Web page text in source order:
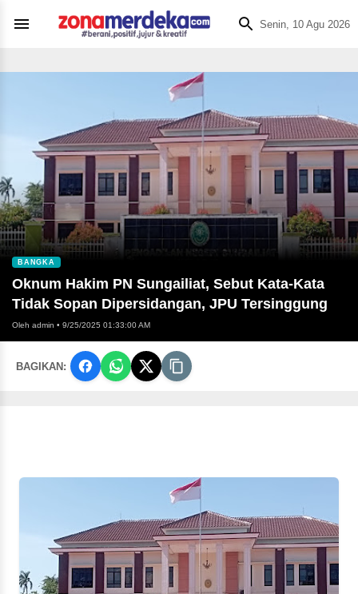
Senin, 10 Agu 2026
BANGKA
Oknum Hakim PN Sungailiat, Sebut Kata-Kata
Tidak Sopan Dipersidangan, JPU Tersinggung
Oleh admin • 9/25/2025 01:33:00 AM
BAGIKAN: